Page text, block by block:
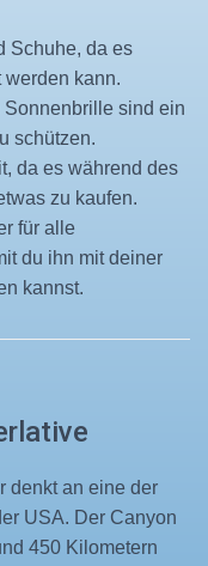
Schuhe, da es
kann.
sind ein
schützen.
da es während des
zu kaufen.
für alle
du ihn mit deiner
kannst.
denkt an eine der
USA. Der Canyon
450 Kilometern